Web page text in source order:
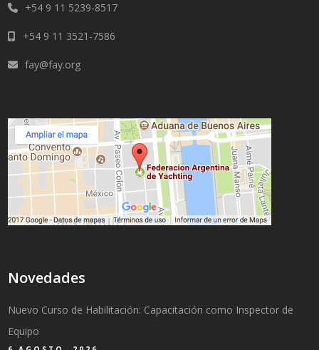
+54 9 11 5239-8517
+54 9 11 3521-7586
fay@fay.org
Novedades
Nuevo Curso de Habilitación: Capacitación como Inspector de
Equipo